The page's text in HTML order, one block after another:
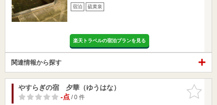
宿泊 硫黄泉
楽天トラベルの宿泊プランを見る
関連情報から探す
お気に入
りに追加
やすらぎの宿 夕華（ゆうはな）
-点/ 0 件